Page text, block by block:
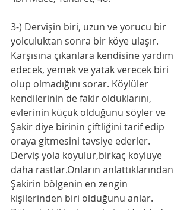
3-) Dervişin biri, uzun ve yorucu bir
yolculuktan sonra bir köye ulaşır.
Karşısına çıkanlara kendisine yardım
edecek, yemek ve yatak verecek biri
olup olmadığını sorar. Köylüler
kendilerinin de fakir olduklarını,
evlerinin küçük olduğunu söyler ve
Şakir diye birinin çiftliğini tarif edip
oraya gitmesini tavsiye ederler.
Derviş yola koyulur,birkaç köylüye
daha rastlar.Onların anlattıklarından
Şakirin bölgenin en zengin
kişilerinden biri olduğunu anlar.